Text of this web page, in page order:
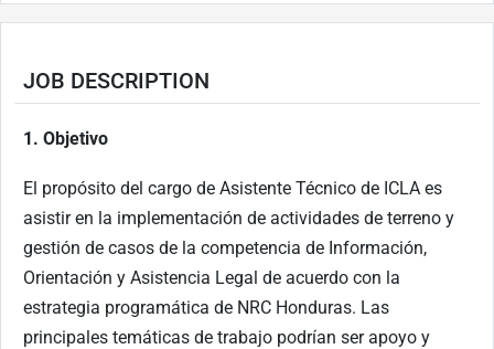
JOB DESCRIPTION
1. Objetivo
El propósito del cargo de Asistente Técnico de ICLA es
asistir en la implementación de actividades de terreno y
gestión de casos de la competencia de Información,
Orientación y Asistencia Legal de acuerdo con la
estrategia programática de NRC Honduras. Las
principales temáticas de trabajo podrían ser apoyo y